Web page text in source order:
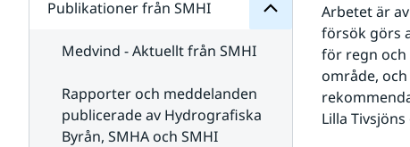
på
Undersidor
Kontakta
SMHI
Publikationer från SMHI
Medvind - Aktuellt från SMHI
Rapporter och meddelanden
publicerade av Hydrografiska
Byrån, SMHA och SMHI
Arbetet är
försök görs
för regn och
område,
Lilla